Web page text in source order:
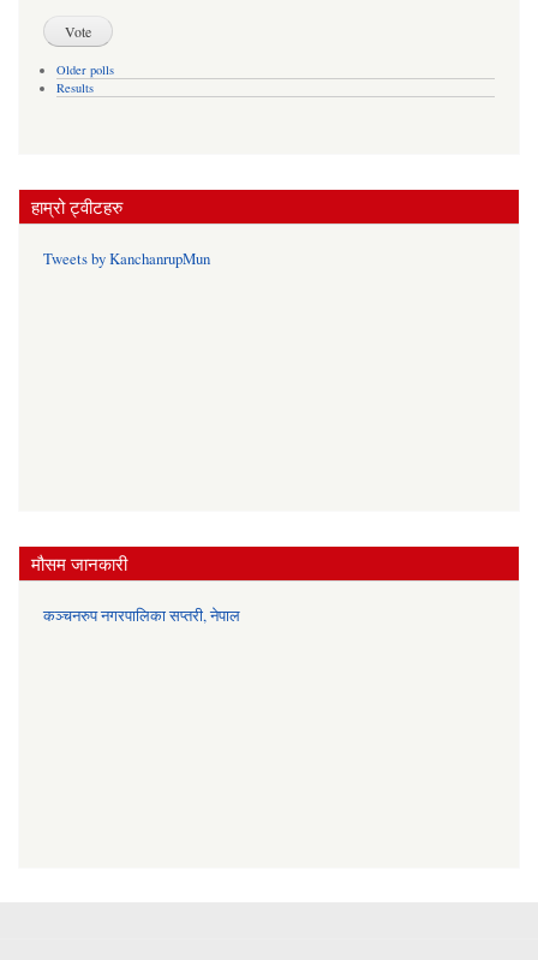
Older polls
Results
हाम्रो ट्वीटहरु
Tweets by KanchanrupMun
मौसम जानकारी
कञ्चनरुप नगरपालिका सप्तरी, नेपाल